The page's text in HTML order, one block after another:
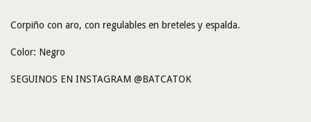
Corpiño con aro, con regulables en breteles y espalda.
Color: Negro
SEGUINOS EN INSTAGRAM @BATCATOK